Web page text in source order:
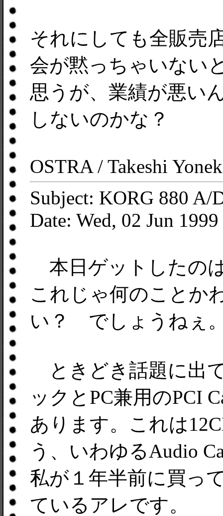
それにしても全販売
会が黙っちゃいない
思うが、業績が悪い
しないのかな？
OSTRA / Takeshi
Subject: KORG 880 A/
Date: Wed, 02 Jun
本日ゲットしたの
これじゃ何のことか
い？ でしょうねぇ
ときどき話題に出
ックとPC兼用のPCI
あります。これは
う、いわゆるAudio
私が１年半前に買っ
ているアレです。